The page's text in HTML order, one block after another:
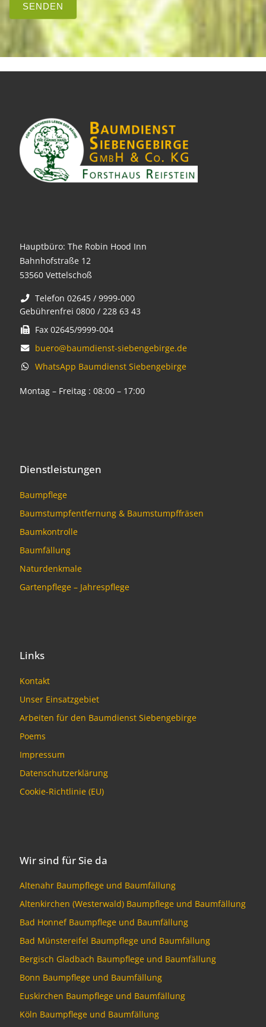
SENDEN
Hauptbüro: The Robin Hood Inn
Bahnhofstraße 12
53560 Vettelschoß
Telefon 02645 / 9999-000
Gebührenfrei 0800 / 228 63 43
Fax 02645/9999-004
buero@baumdienst-siebengebirge.de
WhatsApp Baumdienst Siebengebirge
Montag – Freitag : 08:00 – 17:00
Dienstleistungen
Baumpflege
Baumstumpfentfernung & Baumstumpffräsen
Baumkontrolle
Baumfällung
Naturdenkmale
Gartenpflege – Jahrespflege
Links
Kontakt
Unser Einsatzgebiet
Arbeiten für den Baumdienst Siebengebirge
Poems
Impressum
Datenschutzerklärung
Cookie-Richtlinie (EU)
Wir sind für Sie da
Altenahr Baumpflege und Baumfällung
Altenkirchen (Westerwald) Baumpflege und Baumfällung
Bad Honnef Baumpflege und Baumfällung
Bad Münstereifel Baumpflege und Baumfällung
Bergisch Gladbach Baumpflege und Baumfällung
Bonn Baumpflege und Baumfällung
Euskirchen Baumpflege und Baumfällung
Köln Baumpflege und Baumfällung